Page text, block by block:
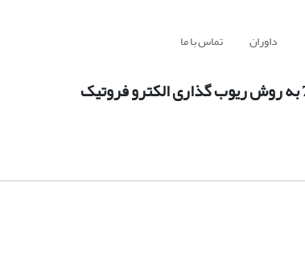
داوران تماس با ما